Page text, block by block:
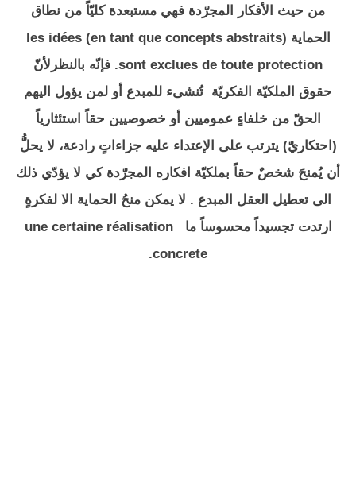
من حيث الأفكار المجرّدة فهي مستبعدة كليّاً من نطاق
الحماية les idées (en tant que concepts abstraits)
sont exclues de toute protection. فإنّه بالنظرلأنّ
حقوق الملكيّة الفكريّة تُنشىء للمبدع أو لمن يؤول اليهم
الحقّ من خلفاءٍ عموميين أو خصوصيين حقاً استئثارياً
(احتكاريّ) يترتب على الإعتداء عليه جزاءاتٍ رادعة، لا يحلُّ
أن يُمنحَ شخصٌ حقاً بملكيّة افكاره المجرّدة كي لا يؤدّي ذلك
الى تعطيل العقل المبدع . لا يمكن منحُ الحماية الا لفكرةٍ
ارتدت تجسيداً محسوساً ما une certaine réalisation
concrete.